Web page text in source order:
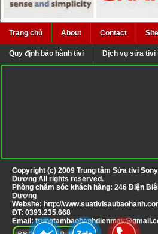
Trang chủ About Contact
Quy định bảo hành tivi Dịch vụ sửa tivi
Copyright (c) 2009 Trung tâm Sửa tivi
Dương All rights reserved.
Phòng chăm sóc khách hàng: 246 Điện
Dương
Website: http://
ĐT: 0393.235.668
Email: